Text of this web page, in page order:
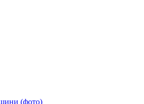
(фото)